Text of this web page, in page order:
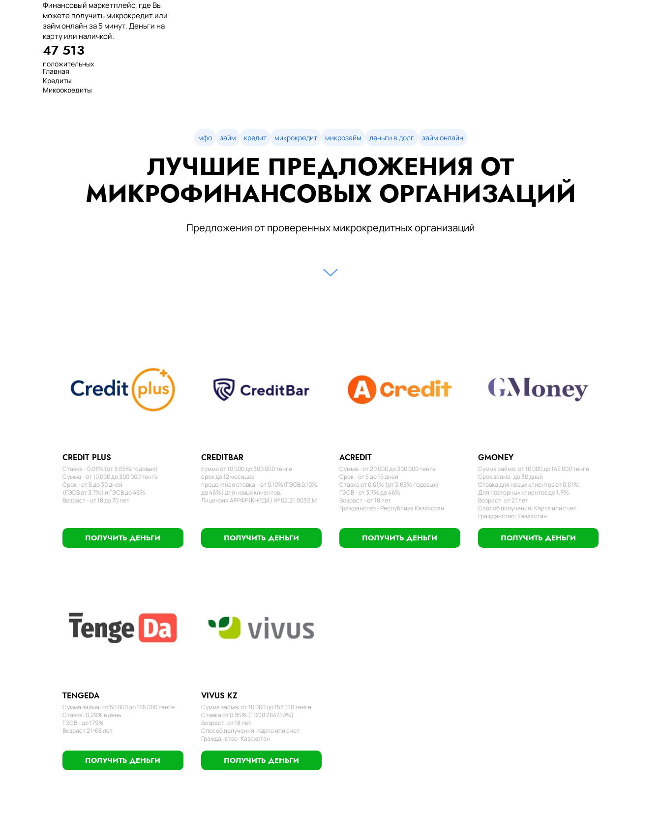
Финансовый маркетплейс, где Вы
можете получить микрокредит или
займ онлайн за 5 минут. Деньги на
карту или наличкой.
47 513
положительных
отзывов
тенге выдано
нашим клиентам
7 минут
Главная
Кредиты
Микрокредиты
мфо займ кредит микрокредит микрозайм деньги в долг займ онлайн
ЛУЧШИЕ ПРЕДЛОЖЕНИЯ ОТ
МИКРОФИНАНСОВЫХ ОРГАНИЗАЦИЙ
Предложения от проверенных микрокредитных организаций
CREDIT PLUS
Ставка - 0,01% (от 3,65% годовых)
Сумма - от 10 000 до 300 000 тенге
Срок - от 5 до 30 дней
(ГЭСВ от 3,7%) и ГЭСВ до 46%
Возраст - от 18 до 70 лет
ПОЛУЧИТЬ ДЕНЬГИ
CREDITBAR
сумма от 10 000 до 300 000 тенге
срок до 12 месяцев
процентная ставка – от 0,10%(ГЭСВ 0,10%,
до 46%) для новых клиентов.
Лицензия АРРФР(ҚНРДА) № 02.21.0032.М
ПОЛУЧИТЬ ДЕНЬГИ
ACREDIT
Сумма - от 20 000 до 300 000 тенге
Срок - от 5 до 15 дней
Ставка от 0,01% (от 3,65% годовых)
ГЭСВ - от 3,7% до 46%
Возраст - от 18 лет
Гражданство - Республика Казахстан
ПОЛУЧИТЬ ДЕНЬГИ
GMONEY
Сумма займа: от 10 000 до 145 000 тенге
Срок займа: до 30 дней
Ставка для новых клиентов от 0,01%.
Для повторных клиентов до 1,9%
Возраст: от 21 лет
Способ получения: Карта или счет
Гражданство: Казахстан
ПОЛУЧИТЬ ДЕНЬГИ
TENGEDA
Сумма займа: от 50 000 до 165 000 тенге
Ставка: 0,29% в день
ГЭСВ - до 179%
Возраст 21-68 лет
ПОЛУЧИТЬ ДЕНЬГИ
VIVUS KZ
Сумма займа: от 10 000 до 153 150 тенге
Ставка от 0,95% (ГЭСВ 2647.19%)
Возраст: от 18 лет
Способ получения: Карта или счет
Гражданство: Казахстан
ПОЛУЧИТЬ ДЕНЬГИ